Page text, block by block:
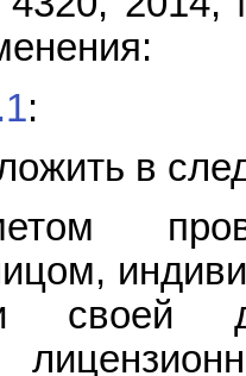
:
в
своей